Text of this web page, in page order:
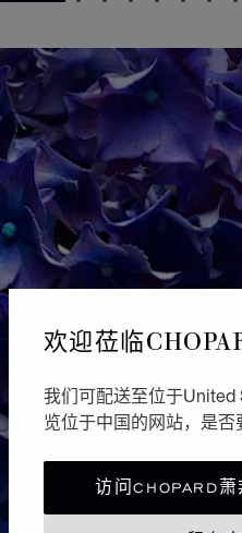
欢迎莅临
我们可配送至位于United
览位于中国的网站，是否
访问CHOPARD萧
GO TO SLIDE 1GO TO SLIDE 2
GO TO SLIDE 3
GO TO
GO TO
GOGO